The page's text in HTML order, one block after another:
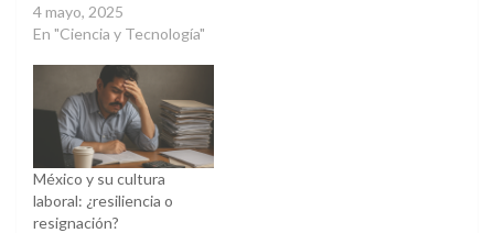
4 mayo, 2025
En "Ciencia y Tecnología"
México y su cultura
laboral: ¿resiliencia o
resignación?